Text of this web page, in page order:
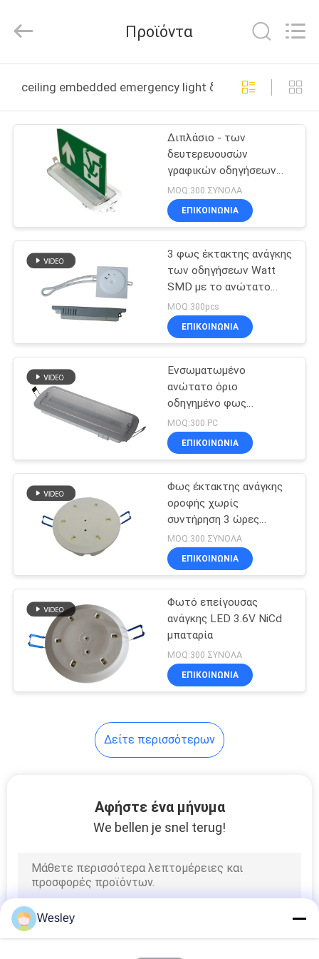
ΠΡΟΪΌΝΤΑ
ΠΕΡΊΠΟΥ
ΓΎΡΟΣ
ΕΡΓΟΣΤΑΣΊΩΝ
ΠΟΙΟΤΙΚΌΣ
ΜΑΣ
ΕΛΆΤΕ
ΜΕ
ΖΗΤΉΣΤΕ
ΈΝΑ
SITEMAP
ΠΟΛΙΤΙΚΉ
ΜΥΣΤΙΚΌΤΗΤΑΣ
Technology
Co.,Ltd.
Reserved.
Προϊόντα
ceiling embedded emergency light διαδικτυακή
Διπλάσιο - των
δευτερευουσών
γραφικών οδηγήσεων
αργιλίου εξόδων
τρέχοντας άτομο
έκτακτης ανάγκης
ενσωματωμένο
ανώτατο όριο
MOQ:300 ΣΥΝΟΛΑ
ΕΠΙΚΟΙΝΩΝΊΑ
3 φως έκτακτης ανάγκης
των οδηγήσεων Watt
SMD με το ανώτατο
όριο που
ενσωματώνεται για τις
λεωφόρους αγορών/
MOQ:300pcs
ΕΠΙΚΟΙΝΩΝΊΑ
Ενσωματωμένο
ανώτατο όριο
οδηγημένο φως
έκτακτης ανάγκης με έτη
εξουσιοδότησης
μπαταριών εφεδρικά 3
MOQ:300 PC
ΕΠΙΚΟΙΝΩΝΊΑ
Φως έκτακτης ανάγκης
οροφής χωρίς
συντήρηση 3 ώρες
Διάρκεια IP20
MOQ:300 ΣΥΝΟΛΑ
ΕΠΙΚΟΙΝΩΝΊΑ
Φωτό επείγουσας
ανάγκης LED 3.6V NiCd
μπαταρία
MOQ:300 ΣΥΝΟΛΑ
ΕΠΙΚΟΙΝΩΝΊΑ
Δείτε περισσότερων
Αφήστε ένα μήνυμα
We bellen je snel terug!
Wesley